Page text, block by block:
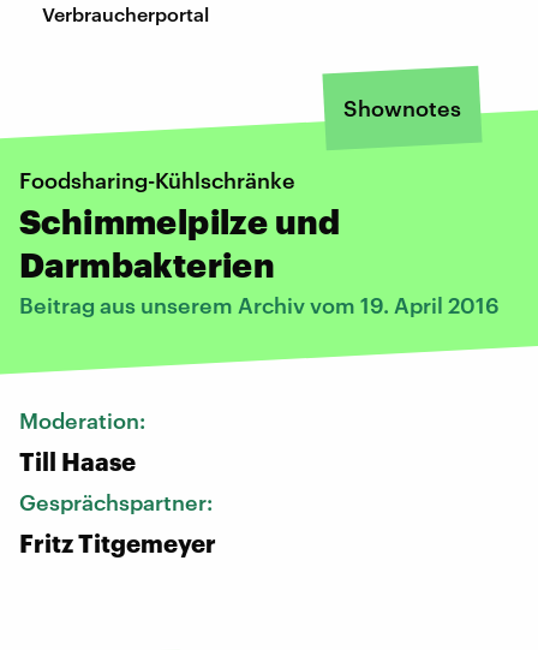
Verbraucherportal
Shownotes
Foodsharing-Kühlschränke
Schimmelpilze und
Darmbakterien
Beitrag aus unserem Archiv vom 19. April 2016
Moderation:
Till Haase
Gesprächspartner:
Fritz Titgemeyer